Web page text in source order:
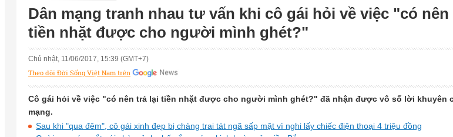
Dân mạng tranh nhau tư vấn khi cô gái hỏi về việc "có nên
tiền nhặt được cho người mình ghét?"
Chủ nhật, 11/06/2017, 15:39 (GMT+7)
Theo dõi Đời Sống Việt Nam trên
Cô gái hỏi về việc "có nên trả lại tiền nhặt được cho người mình ghét?" đã nhận được vô số lời khuyên
mạng.
Sau khi "qua đêm", cô gái xinh đẹp bị chàng trai tát ngã sấp mặt vì nghi lấy chiếc điện thoại 4 triệu đồng